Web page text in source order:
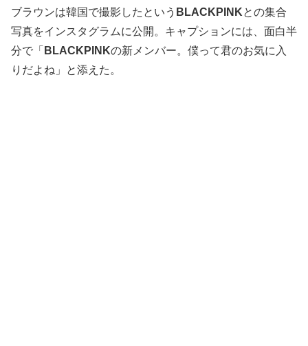
ブラウンは韓国で撮影したという BLACKPINKとの集合
写真をインスタグラムに公開。キャプションには、面白半
分で「 BLACKPINKの新メンバー。僕って君のお気に入
りだよね」と添えた。